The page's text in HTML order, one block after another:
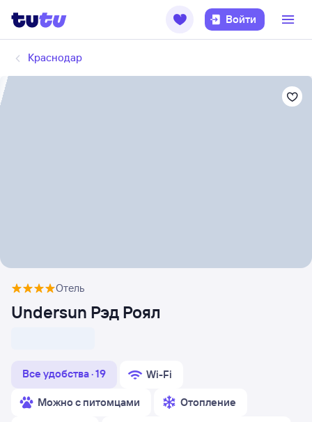
Войти
Краснодар
Отель
Undersun Рэд Роял
Все удобства · 19 Wi-Fi
Можно с питомцами Отопление